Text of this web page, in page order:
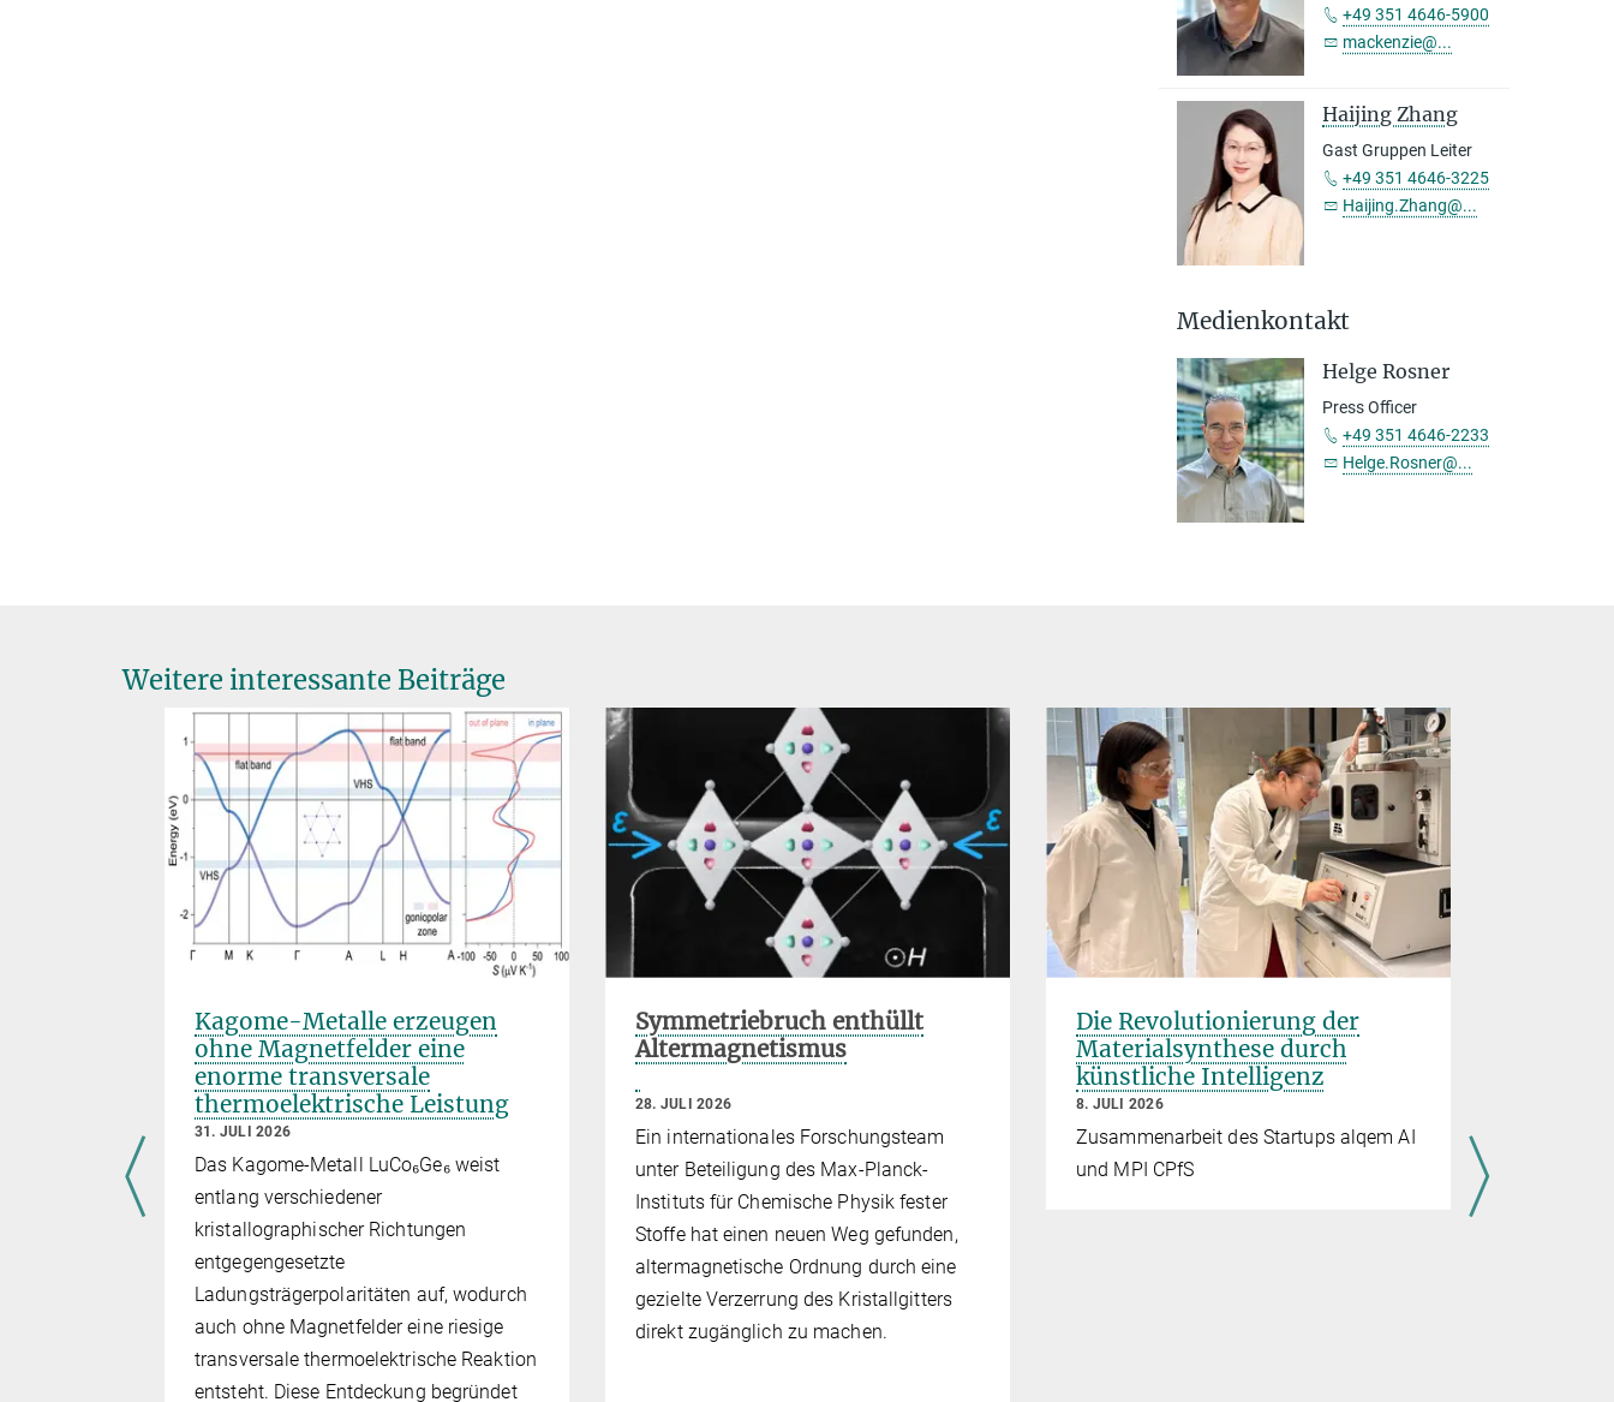
+49 351 4646-5900
mackenzie@...
Haijing Zhang
Gast Gruppen Leiter
+49 351 4646-3225
Haijing.Zhang@...
Medienkontakt
Helge Rosner
Press Officer
+49 351 4646-2233
Helge.Rosner@...
Weitere interessante Beiträge
Kagome-Metalle erzeugen
ohne Magnetfelder eine
enorme transversale
thermoelektrische Leistung
31. JULI 2026
Das Kagome-Metall LuCo₆Ge₆ weist
entlang verschiedener
kristallographischer Richtungen
entgegengesetzte
Ladungsträgerpolaritäten auf, wodurch
auch ohne Magnetfelder eine riesige
transversale thermoelektrische Reaktion
entsteht. Diese Entdeckung begründet
Symmetriebruch enthüllt
Altermagnetismus
28. JULI 2026
Ein internationales Forschungsteam
unter Beteiligung des Max-Planck-
Instituts für Chemische Physik fester
Stoffe hat einen neuen Weg gefunden,
altermagnetische Ordnung durch eine
gezielte Verzerrung des Kristallgitters
direkt zugänglich zu machen.
Die Revolutionierung der
Materialsynthese durch
künstliche Intelligenz
8. JULI 2026
Zusammenarbeit des Startups alqem AI
und MPI CPfS